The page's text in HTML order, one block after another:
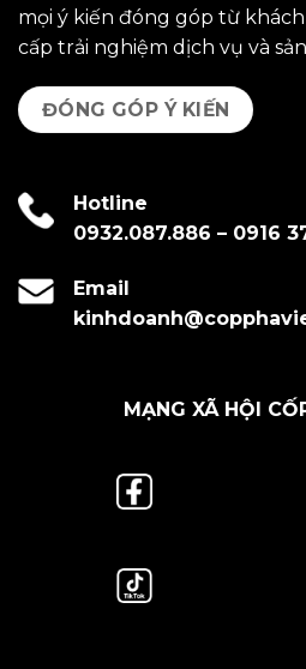
mọi ý kiến đóng góp từ
cấp trải nghiệm dịch vụ và
ĐÓNG GÓP Ý KIẾN
Hotline
0932.087.886 – 0916
Email
MẠNG XÃ HỘI